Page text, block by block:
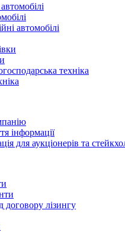
автомобілі
техніка
інформації
для аукціонерів та
договору лізингу